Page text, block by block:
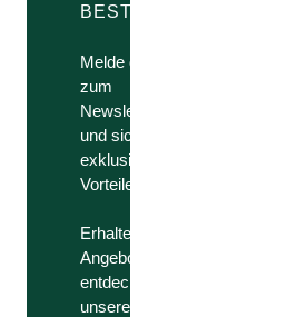
BESTELLUNG!
Melde dich
zum
Newsletter an
und sichere dir
exklusive
Vorteile.
Erhalte
Angebote,
entdecke
unsere